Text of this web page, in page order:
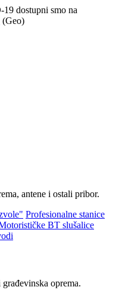
dostupni smo na
(Geo)
antene i ostali pribor.
Profesionalne stanice
BT slušalice
oprema.